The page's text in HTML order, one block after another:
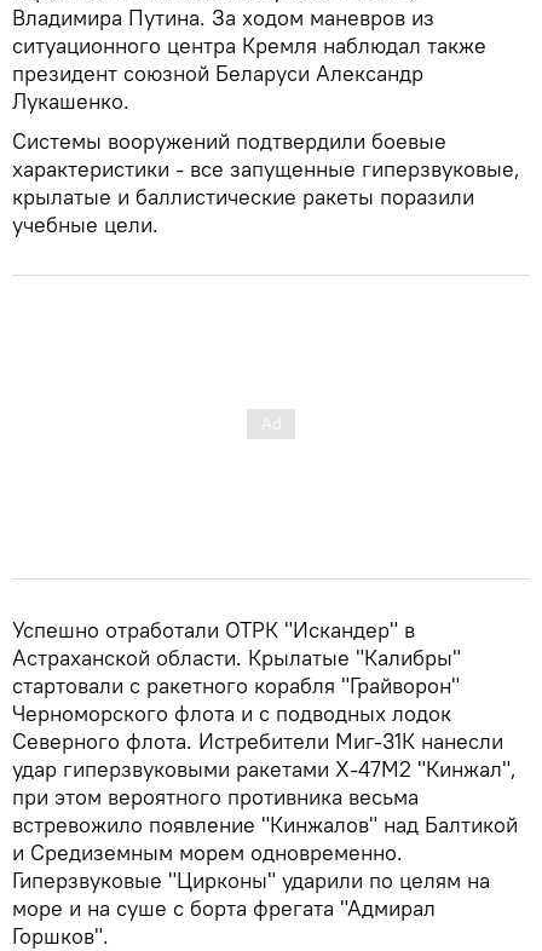
Владимира Путина. За ходом маневров из
ситуационного центра Кремля наблюдал также
президент союзной Беларуси Александр
Лукашенко.
Системы вооружений подтвердили боевые
характеристики - все запущенные гиперзвуковые,
крылатые и баллистические ракеты поразили
учебные цели.
Успешно отработали ОТРК "Искандер" в
Астраханской области. Крылатые "Калибры"
стартовали с ракетного корабля "Грайворон"
Черноморского флота и с подводных лодок
Северного флота. Истребители Миг-31К нанесли
удар гиперзвуковыми ракетами Х-47М2 "Кинжал",
при этом вероятного противника весьма
встревожило появление "Кинжалов" над Балтикой
и Средиземным морем одновременно.
Гиперзвуковые "Цирконы" ударили по целям на
море и на суше с борта фрегата "Адмирал
Горшков".